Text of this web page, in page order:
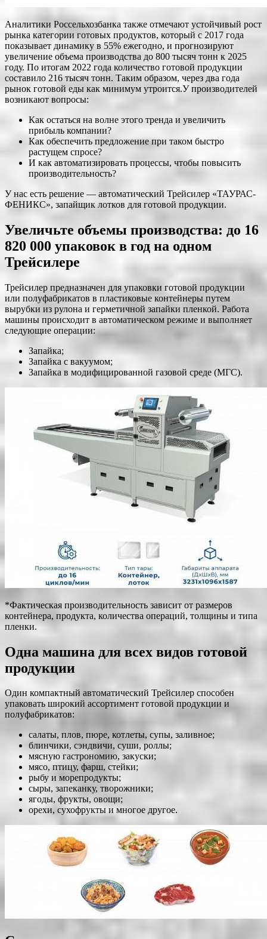
Аналитики Россельхозбанка также отмечают устойчивый рост
рынка категории готовых продуктов, который с 2017 года
показывает динамику в 55% ежегодно, и прогнозируют
увеличение объема производства до 800 тысяч тонн к 2025
году. По итогам 2022 года количество готовой продукции
составило 216 тысяч тонн. Таким образом, через два года
рынок готовой еды как минимум утроится.У производителей
возникают вопросы:
Как остаться на волне этого тренда и увеличить
прибыль компании?
Как обеспечить предложение при таком быстро
растущем спросе?
И как автоматизировать процессы, чтобы повысить
производительность?
У нас есть решение — автоматический Трейсилер «ТАУРАС-
ФЕНИКС», запайщик лотков для готовой продукции.
Увеличьте объемы производства: до 16
820 000 упаковок в год на одном
Трейсилере
Трейсилер предназначен для упаковки готовой продукции
или полуфабрикатов в пластиковые контейнеры путем
вырубки из рулона и герметичной запайки пленкой. Работа
машины происходит в автоматическом режиме и выполняет
следующие операции:
Запайка;
Запайка с вакуумом;
Запайка в модифицированной газовой среде (МГС).
*Фактическая производительность зависит от размеров
контейнера, продукта, количества операций, толщины и типа
пленки.
Одна машина для всех видов готовой
продукции
Один компактный автоматический Трейсилер способен
упаковать широкий ассортимент готовой продукции и
полуфабрикатов:
салаты, плов, пюре, котлеты, супы, заливное;
блинчики, сэндвичи, суши, роллы;
мясную гастрономию, закуски;
мясо, птицу, фарш, стейки;
рыбу и морепродукты;
сыры, запеканку, творожники;
ягоды, фрукты, овощи;
орехи, сухофрукты и многое другое.